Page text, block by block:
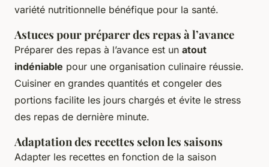
variété nutritionnelle bénéfique pour la santé.
Astuces pour préparer des repas à l’avance
Préparer des repas à l’avance est un atout
indéniable pour une organisation culinaire réussie.
Cuisiner en grandes quantités et congeler des
portions facilite les jours chargés et évite le stress
des repas de dernière minute.
Adaptation des recettes selon les saisons
Adapter les recettes en fonction de la saison